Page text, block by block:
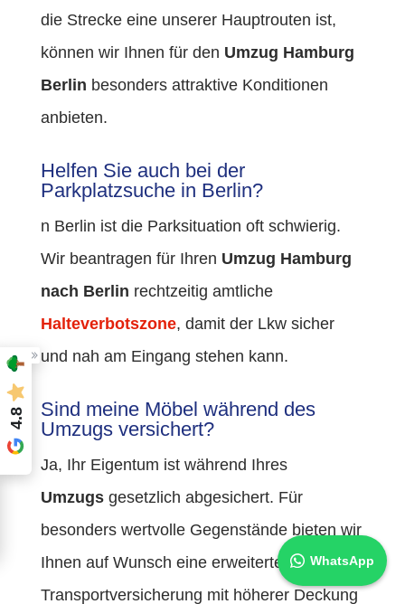
die Strecke eine unserer Hauptrouten ist,
können wir Ihnen für den Umzug Hamburg
Berlin besonders attraktive Konditionen
anbieten.
Helfen Sie auch bei der
Parkplatzsuche in Berlin?
n Berlin ist die Parksituation oft schwierig.
Wir beantragen für Ihren Umzug Hamburg
nach Berlin rechtzeitig amtliche
Halteverbotszone, damit der Lkw sicher
und nah am Eingang stehen kann.
Sind meine Möbel während des
Umzugs versichert?
Ja, Ihr Eigentum ist während Ihres
Umzugsgesetzlich abgesichert. Für
besonders wertvolle Gegenstände bieten wir
Ihnen auf Wunsch eine erweiterte
Transportversicherung mit höherer Deckung
WhatsApp
4.8